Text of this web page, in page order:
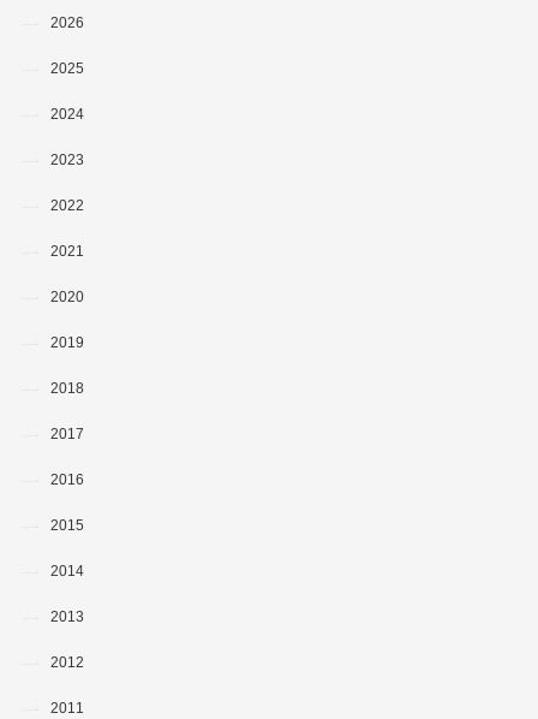
2026
2025
2024
2023
2022
2021
2020
2019
2018
2017
2016
2015
2014
2013
2012
2011